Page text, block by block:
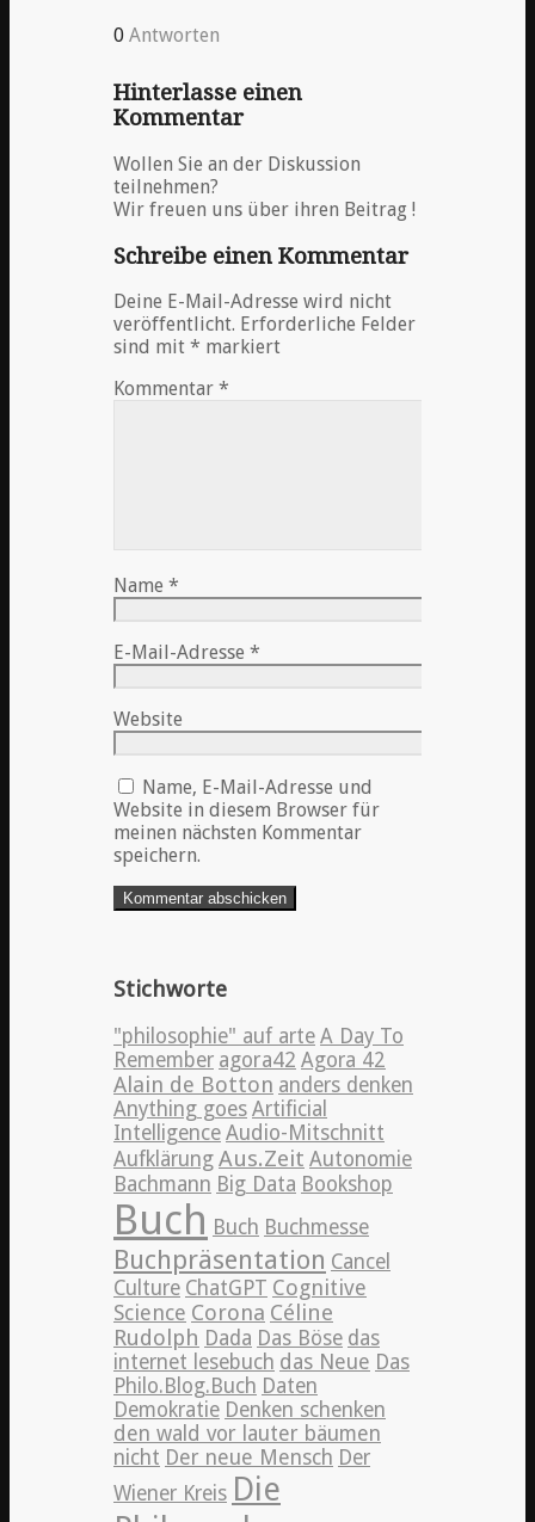
0 Antworten
Hinterlasse einen
Kommentar
Wollen Sie an der Diskussion
teilnehmen?
Wir freuen uns über ihren Beitrag !
Schreibe einen Kommentar
Deine E-Mail-Adresse wird nicht
veröffentlicht. Erforderliche Felder
sind mit * markiert
Kommentar *
Name *
E-Mail-Adresse *
Website
Name, E-Mail-Adresse und
Website in diesem Browser für
meinen nächsten Kommentar
speichern.
Stichworte
"philosophie" auf arte A Day To
Remember agora42 Agora 42
Alain de Botton anders denken
Anything goes Artificial
Intelligence Audio-Mitschnitt
Aufklärung Aus.Zeit Autonomie
Bachmann Big Data Bookshop
Buch Buch Buchmesse
Buchpräsentation Cancel
Culture ChatGPT Cognitive
Science Corona Céline
Rudolph Dada Das Böse das
internet lesebuch das Neue Das
Philo.Blog.Buch Daten
Demokratie Denken schenken
den wald vor lauter bäumen
nicht Der neue Mensch Der
Wiener Kreis Die